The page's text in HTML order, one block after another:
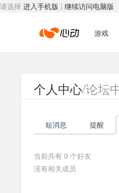
请选择 进入手机版 | 继续访问电脑版
心
动
络
游戏
个人中心/论坛
短消息 提醒
当前共有 0 个好友
没有相关成员